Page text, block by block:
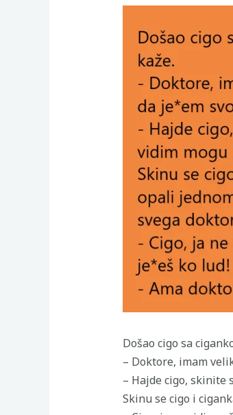
Došao cigo sa
– Doktore, imam
– Hajde cigo, skinite
Skinu se cigo i